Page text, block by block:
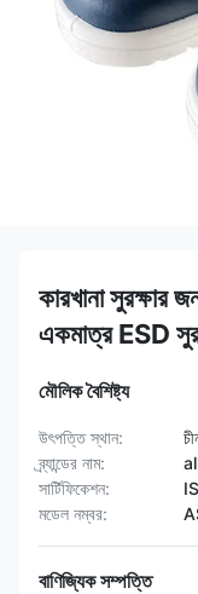
কারখানা সুরক্ষার
একমাত্র ESD
মৌলিক বৈশিষ্ট্য
উৎপত্তি স্থান:
ব্র্যান্ডের নাম:
সার্টিফিকেশন:
মডেল নম্বর:
বাণিজ্যিক সম্পত্তি